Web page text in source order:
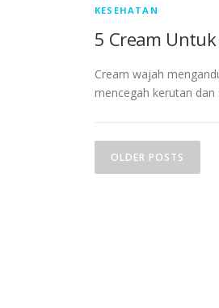
KESEHATAN
5 Cream
Cream wajah
mencegah kerutan
P
oOLDER POSTS